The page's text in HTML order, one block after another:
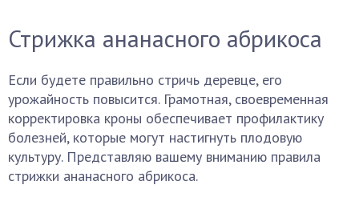
Стрижка ананасного абрикоса
Если будете правильно стричь деревце, его
урожайность повысится. Грамотная, своевременная
корректировка кроны обеспечивает профилактику
болезней, которые могут настигнуть плодовую
культуру. Представляю вашему вниманию правила
стрижки ананасного абрикоса.